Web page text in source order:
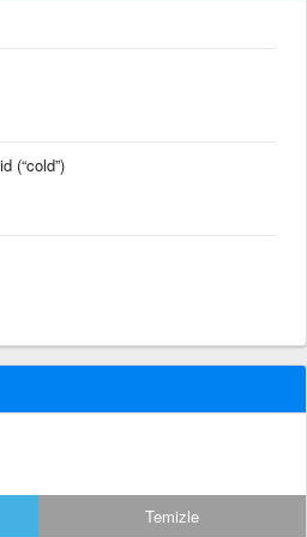
(“cold”)
Temizle